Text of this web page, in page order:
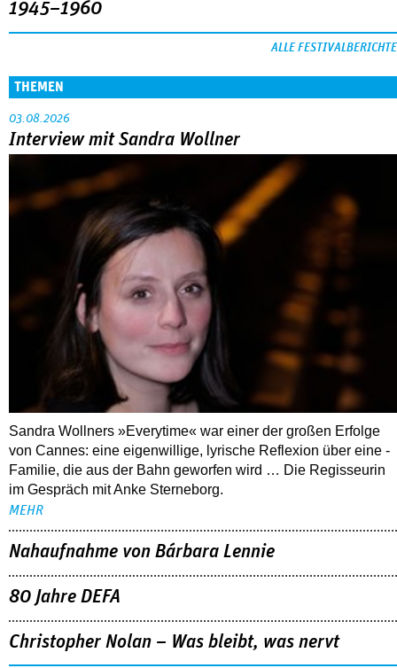
1945–1960
ALLE FESTIVALBERICHTE
THEMEN
03.08.2026
Interview mit Sandra Wollner
Sandra Wollners »Everytime« war einer der großen Erfolge
von Cannes: eine eigenwillige, lyrische Reflexion über eine ­
Familie, die aus der Bahn geworfen wird … Die Regisseurin
im Gespräch mit Anke Sterneborg.
MEHR
Nahaufnahme von Bárbara Lennie
80 Jahre DEFA
Christopher Nolan – Was bleibt, was nervt